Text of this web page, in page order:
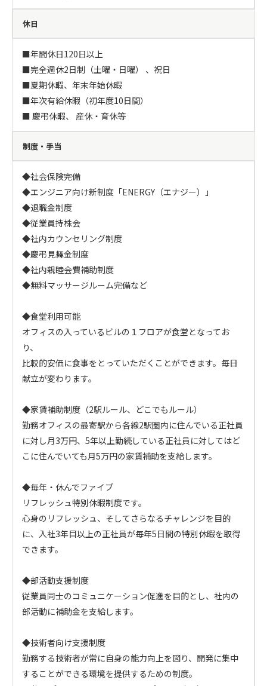
休日
■年間休日120日以上
■完全週休2日制（土曜・日曜） 、祝日
■夏期休暇、年末年始休暇
■年次有給休暇（初年度10日間）
■ 慶弔休暇、 産休・育休等
制度・手当
◆社会保険完備
◆エンジニア向け新制度「ENERGY（エナジー）」
◆退職金制度
◆従業員持株会
◆社内カウンセリング制度
◆慶弔見舞金制度
◆社内親睦会費補助制度
◆無料マッサージルーム完備など
◆食堂利用可能
オフィスの入っているビルの１フロアが食堂となってお
り、
比較的安価に食事をとっていただくことができます。毎日
献立が変わります。
◆家賃補助制度（2駅ルール、どこでもルール）
勤務オフィスの最寄駅から各線2駅圏内に住んでいる正社員
に対し月3万円、5年以上勤続している正社員に対してはど
こに住んでいても月5万円の家賃補助を支給します。
◆毎年・休んでファイブ
リフレッシュ特別休暇制度です。
心身のリフレッシュ、そしてさらなるチャレンジを目的
に、入社3年目以上の正社員が毎年5日間の特別休暇を取得
できます。
◆部活動支援制度
従業員同士のコミュニケーション促進を目的とし、社内の
部活動に補助金を支給します。
◆技術者向け支援制度
勤務する技術者が常に自身の能力向上を図り、開発に集中
することができる環境を提供するための制度。